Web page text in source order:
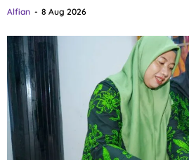
Alfian 8 Aug 2026